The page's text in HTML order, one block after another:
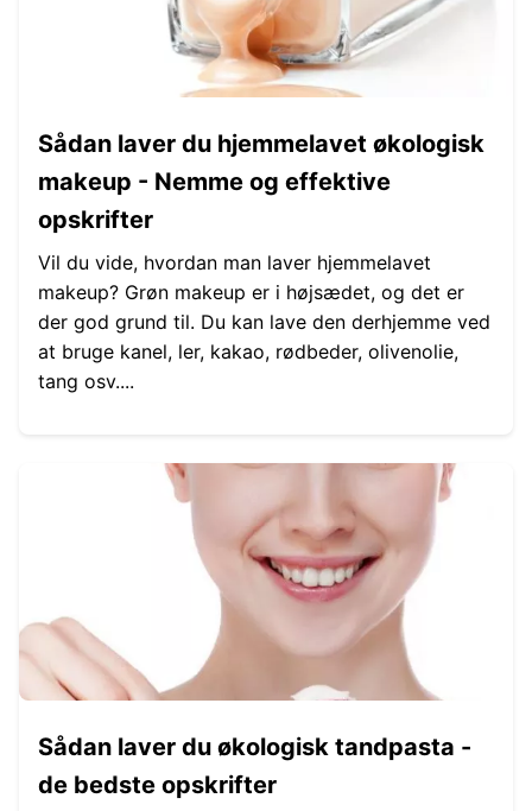
Sådan laver du hjemmelavet økologisk
makeup - Nemme og effektive
opskrifter
Vil du vide, hvordan man laver hjemmelavet
makeup? Grøn makeup er i højsædet, og det er
der god grund til. Du kan lave den derhjemme ved
at bruge kanel, ler, kakao, rødbeder, olivenolie,
tang osv....
Sådan laver du økologisk tandpasta -
de bedste opskrifter